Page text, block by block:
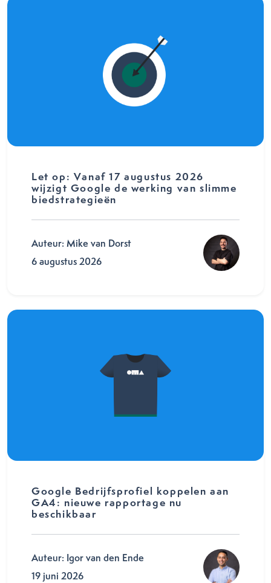
Let op: Vanaf 17 augustus 2026
wijzigt Google de werking van slimme
biedstrategieën
Auteur: Mike van Dorst
6 augustus 2026
Google Bedrijfsprofiel koppelen aan
GA4: nieuwe rapportage nu
beschikbaar
Auteur: Igor van den Ende
19 juni 2026